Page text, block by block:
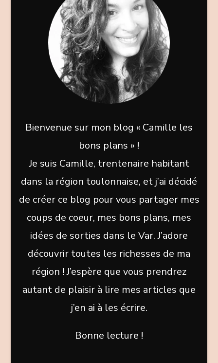
Bienvenue sur mon blog « Camille les
bons plans » !
Je suis Camille, trentenaire habitant
dans la région toulonnaise, et j’ai décidé
de créer ce blog pour vous partager mes
coups de coeur, mes bons plans, mes
idées de sorties dans le Var. J’adore
découvrir toutes les richesses de ma
région ! J’espère que vous prendrez
autant de plaisir à lire mes articles que
j’en ai à les écrire.
Bonne lecture !